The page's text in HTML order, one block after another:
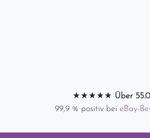
★★★★★ Über
99,9 % positiv bei eBay-